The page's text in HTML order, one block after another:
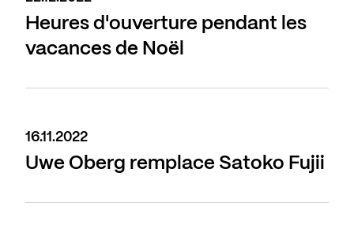
Heures d'ouverture pendant les
vacances de Noël
16.11.2022
Uwe Oberg remplace Satoko Fujii